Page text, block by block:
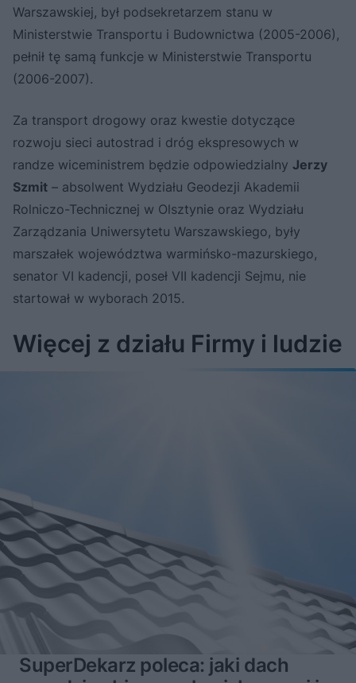
Warszawskiej, był podsekretarzem stanu w
Ministerstwie Transportu i Budownictwa (2005-2006),
pełnił tę samą funkcje w Ministerstwie Transportu
(2006-2007).
Za transport drogowy oraz kwestie dotyczące
rozwoju sieci autostrad i dróg ekspresowych w
randze wiceministrem będzie odpowiedzialny Jerzy
Szmit – absolwent Wydziału Geodezji Akademii
Rolniczo-Technicznej w Olsztynie oraz Wydziału
Zarządzania Uniwersytetu Warszawskiego, były
marszałek województwa warmińsko-mazurskiego,
senator VI kadencji, poseł VII kadencji Sejmu, nie
startował w wyborach 2015.
Więcej z działu Firmy i ludzie
SuperDekarz poleca: jaki dach